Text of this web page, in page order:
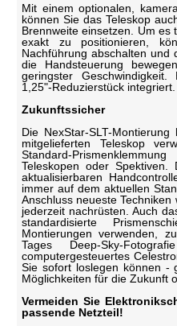
Mit einem optionalen,
können Sie das Teleskop
Brennweite einsetzen. Um
exakt zu positionieren,
Nachführung abschalten und
die Handsteuerung
geringster
1,25"-Reduzierstück integriert.
Zukunftssicher
Die NexStar-SLT-
mitgelieferten Teleskop
Standard-
Teleskopen oder
aktualisierbaren
immer auf dem aktuellen
Anschluss neueste
jederzeit nachrüsten. Auch
standardisierte
Montierungen verwenden,
Tages Deep-Sky-
computergesteuertes
Sie sofort loslegen können -
Möglichkeiten für die Zukunft
Vermeiden Sie
passende Netzteil!